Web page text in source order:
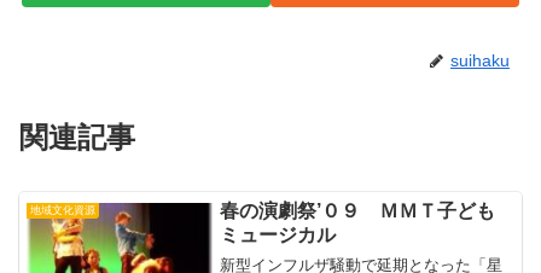
suihaku
関連記事
地域文化資源
春の演劇祭’０９ ＭＭＴ子ども
ミュージカル
新型インフルザ騒動で延期となった「星